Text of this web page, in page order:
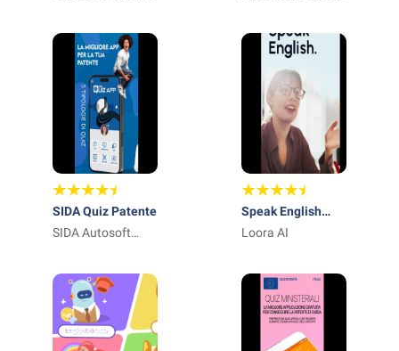
SIDA Quiz Patente
SIDA Autosoft
Speak English
with Loora AI
Loora AI